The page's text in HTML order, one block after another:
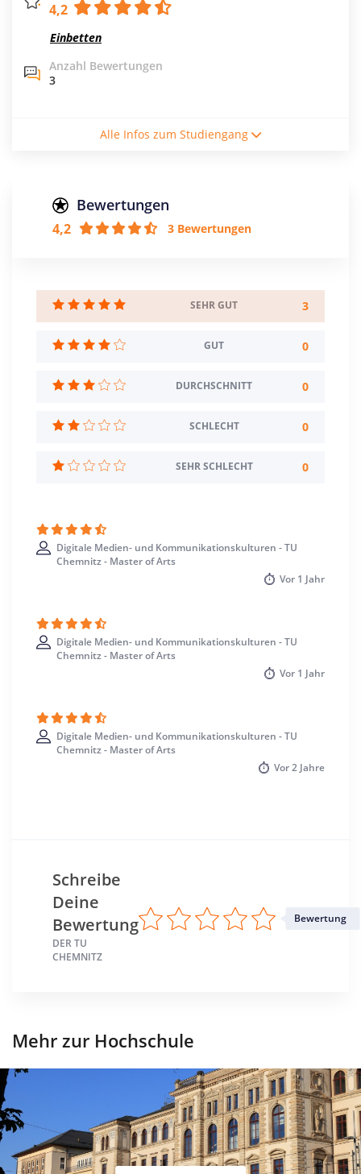
4,2
Einbetten
Anzahl Bewertungen
3
Vollzeitstudium
Creditpoints
4 Semester
Sprache
Deutsch
Studienbeginn
Chemnitz >> Chemnitz, Stadt
Alle Infos zum Studiengang
Bewertungen
4,2 3 Bewertungen
SEHR GUT 3
GUT 0
DURCHSCHNITT 0
SCHLECHT 0
SEHR SCHLECHT 0
Digitale Medien- und Kommunikationskulturen - TU
Chemnitz - Master of Arts
Vor 1 Jahr
Digitale Medien- und Kommunikationskulturen - TU
Chemnitz - Master of Arts
Vor 1 Jahr
Digitale Medien- und Kommunikationskulturen - TU
Chemnitz - Master of Arts
Vor2 Jahre
Schreibe
Deine
Bewertung
DER TU
CHEMNITZ
Bewertung
Mehr zur Hochschule